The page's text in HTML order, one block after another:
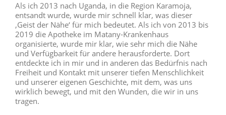
Als ich 2013 nach Uganda, in die Region Karamoja,
entsandt wurde, wurde mir schnell klar, was dieser
‚Geist der Nähe‘ für mich bedeutet. Als ich von 2013 bis
2019 die Apotheke im Matany-Krankenhaus
organisierte, wurde mir klar, wie sehr mich die Nähe
und Verfügbarkeit für andere herausforderte. Dort
entdeckte ich in mir und in anderen das Bedürfnis nach
Freiheit und Kontakt mit unserer tiefen Menschlichkeit
und unserer eigenen Geschichte, mit dem, was uns
wirklich bewegt, und mit den Wunden, die wir in uns
tragen.